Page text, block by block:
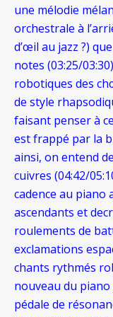
une mélodie
orchestrale à
d’œil au jazz ?)
notes (03:25/
robotiques des
de style
faisant penser à
est frappé par la
ainsi, on entend
cuivres (04:42/
cadence au piano
ascendants et
roulements de
exclamations
chants rythmés
nouveau du
pédale de